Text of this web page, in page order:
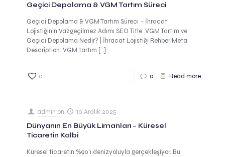
Geçici Depolama & VGM Tartım Süreci
Geçici Depolama & VGM Tartım Süreci – İhracat
Lojistiğinin Vazgeçilmez Adımı SEO Title: VGM Tartım ve
Geçici Depolama Nedir? | İhracat Lojistiği RehberiMeta
Description: VGM tartım […]
0 0 Read more
admin on 10 Aralık 2025
Dünyanın En Büyük Limanları – Küresel
Ticaretin Kalbi
Küresel ticaretin %90’ı denizyoluyla gerçekleşiyor. Bu